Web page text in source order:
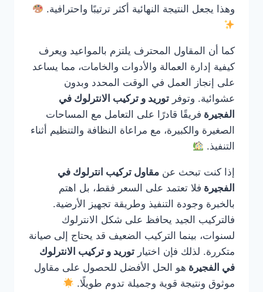
وهذا يجعل النتيجة النهائية أكثر ترتيبًا واحترافية.
كما أن المقاول المحترف يلتزم بالمواعيد ويعرف
كيفية إدارة العمالة والأدوات والخامات، مما يساعد
على إنجاز العمل في الوقت المحدد وبدون
عشوائية. وتوفر توريد و تركيب الانترلوك في
الفجيرة فريقًا قادرًا على التعامل مع المساحات
الصغيرة والكبيرة، مع مراعاة النظافة والتنظيم أثناء
التنفيذ.
إذا كنت تبحث عن مقاول تركيب انترلوك في
الفجيرة فلا تعتمد على السعر فقط، بل اهتم
بالخبرة وجودة التنفيذ وطريقة تجهيز الأرضية.
فالتركيب الجيد يحافظ على شكل الانترلوك
لسنوات، بينما التركيب الضعيف قد يحتاج إلى صيانة
متكررة. لذلك فإن اختيار توريد و تركيب الانترلوك
في الفجيرة هو الحل الأفضل للحصول على مقاول
موثوق ونتيجة قوية وجميلة تدوم طويلًا.